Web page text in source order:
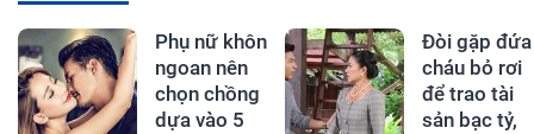
Phụ nữ khôn
ngoan nên
chọn chồng
dựa vào 5
Đòi gặp đứa
cháu bỏ rơi
để trao tài
sản bạc tỷ,